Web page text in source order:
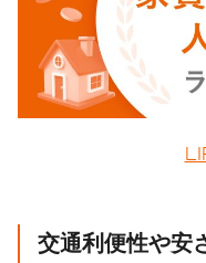
交通利便性や安